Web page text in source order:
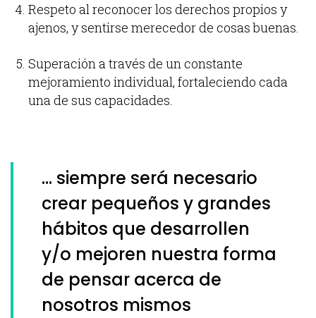
Respeto al reconocer los derechos propios y
ajenos, y sentirse merecedor de cosas buenas.
Superación a través de un constante
mejoramiento individual, fortaleciendo cada
una de sus capacidades.
… siempre será necesario
crear pequeños y grandes
hábitos que desarrollen
y/o mejoren nuestra forma
de pensar acerca de
nosotros mismos